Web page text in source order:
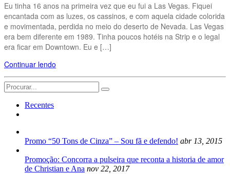
Eu tinha 16 anos na primeira vez que eu fui a Las Vegas. Fiquei
encantada com as luzes, os cassinos, e com aquela cidade colorida
e movimentada, perdida no meio do deserto de Nevada. Las Vegas
era bem diferente em 1989. Tinha poucos hotéis na Strip e o legal
era ficar em Downtown. Eu e […]
Continuar lendo
Search
for:
Recentes
Promo “50 Tons de Cinza” – Sou fã e defendo! abr 13, 2015
Promoção: Concorra a pulseira que reconta a historia de amor
de Christian e Ana nov 22, 2017